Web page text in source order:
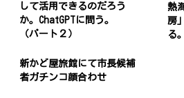
して活用できるのだろう
か。ChatGPTに問う。
（パート２）
熱
房
る。
新かど屋旅館にて市長候補
者ガチンコ顔合わせ